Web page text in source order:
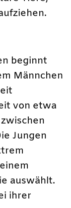
beginnt
Männchen
von etwa
Jungen
auswählt.
ihrer